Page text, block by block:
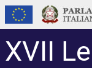
XVII